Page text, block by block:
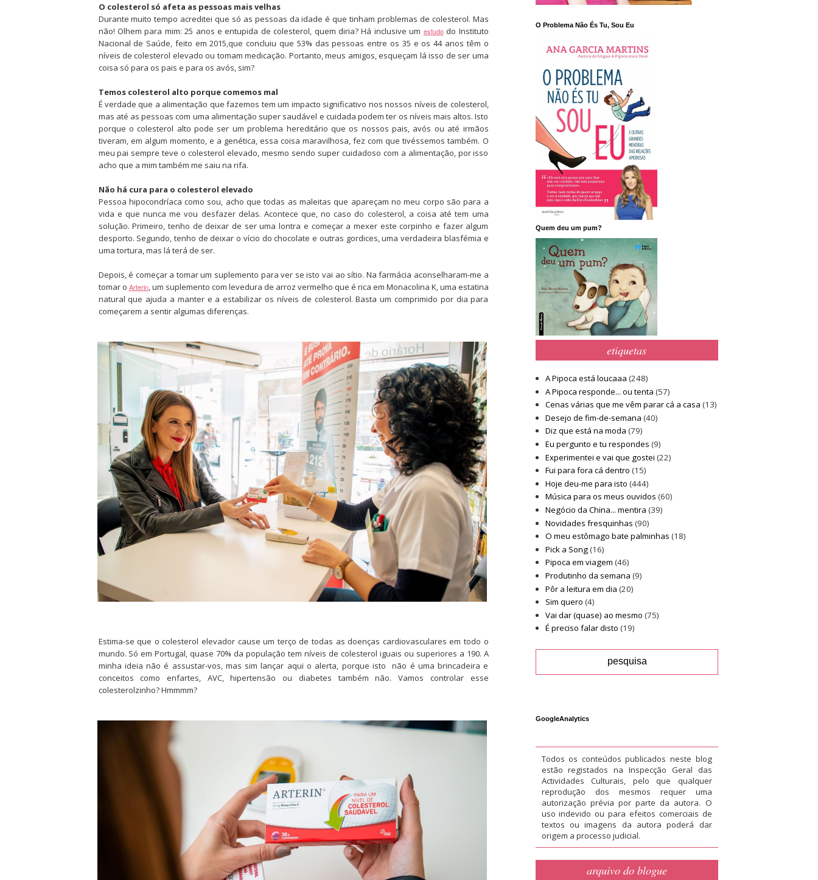
O colesterol só afeta as pessoas mais velhas
Durante muito tempo acreditei que só as pessoas da idade é que tinham problemas de colesterol. Mas
não! Olhem para mim: 25 anos e entupida de colesterol, quem diria? Há inclusive um estudodo Instituto
Nacional de Saúde, feito em 2015,que concluiu que 53% das pessoas entre os 35 e os 44 anos têm o
níveis de colesterol elevado ou tomam medicação. Portanto, meus amigos, esqueçam lá isso de ser uma
coisa só para os pais e para os avós, sim?
Temos colesterol alto porque comemos mal
É verdade que a alimentação que fazemos tem um impacto significativo nos nossos níveis de colesterol,
mas até as pessoas com uma alimentação super saudável e cuidada podem ter os níveis mais altos. Isto
porque o colesterol alto pode ser um problema hereditário que os nossos pais, avós ou até irmãos
tiveram, em algum momento, e a genética, essa coisa maravilhosa, fez com que tivéssemos também. O
meu pai sempre teve o colesterol elevado, mesmo sendo super cuidadoso com a alimentação, por isso
acho que a mim também me saiu na rifa.
Não há cura para o colesterol elevado
Pessoa hipocondríaca como sou, acho que todas as maleitas que apareçam no meu corpo são para a
vida e que nunca me vou desfazer delas. Acontece que, no caso do colesterol, a coisa até tem uma
solução. Primeiro, tenho de deixar de ser uma lontra e começar a mexer este corpinho e fazer algum
desporto. Segundo, tenho de deixar o vício do chocolate e outras gordices, uma verdadeira blasfémia e
uma tortura, mas lá terá de ser.
Depois, é começar a tomar um suplemento para ver se isto vai ao sítio. Na farmácia aconselharam-me a
tomar o Arterin, um suplemento com levedura de arroz vermelho que é rica em Monacolina K, uma estatina
natural que ajuda a manter e a estabilizar os níveis de colesterol. Basta um comprimido por dia para
começarem a sentir algumas diferenças.
Estima-se que o colesterol elevador cause um terço de todas as doenças cardiovasculares em todo o
mundo. Só em Portugal, quase 70% da população tem níveis de colesterol iguais ou superiores a 190. A
minha ideia não é assustar-vos, mas sim lançar aqui o alerta, porque isto não é uma brincadeira e
conceitos como enfartes, AVC, hipertensão ou diabetes também não. Vamos controlar esse
colesterolzinho? Hmmmm?
O Problema Não És Tu, Sou Eu
Quem deu um pum?
etiquetas
A Pipoca está loucaaa (248)
A Pipoca responde... ou tenta (57)
Cenas várias que me vêm parar cá a casa (13)
Desejo de fim-de-semana (40)
Diz que está na moda (79)
Eu pergunto e tu respondes (9)
Experimentei e vai que gostei (22)
Fui para fora cá dentro (15)
Hoje deu-me para isto (444)
Música para os meus ouvidos (60)
Negócio da China... mentira (39)
Novidades fresquinhas (90)
O meu estômago bate palminhas (18)
Pick a Song(16)
Pipoca em viagem (46)
Produtinho da semana (9)
Pôr a leitura em dia (20)
Sim quero (4)
Vai dar (quase) ao mesmo (75)
É preciso falar disto (19)
GoogleAnalytics
Todos os conteúdos publicados neste blog
estão registados na Inspecção Geral das
Actividades Culturais, pelo que qualquer
reprodução dos mesmos requer uma
autorização prévia por parte da autora. O
uso indevido ou para efeitos comerciais de
textos ou imagens da autora poderá dar
origem a processo judicial.
arquivo do blogue